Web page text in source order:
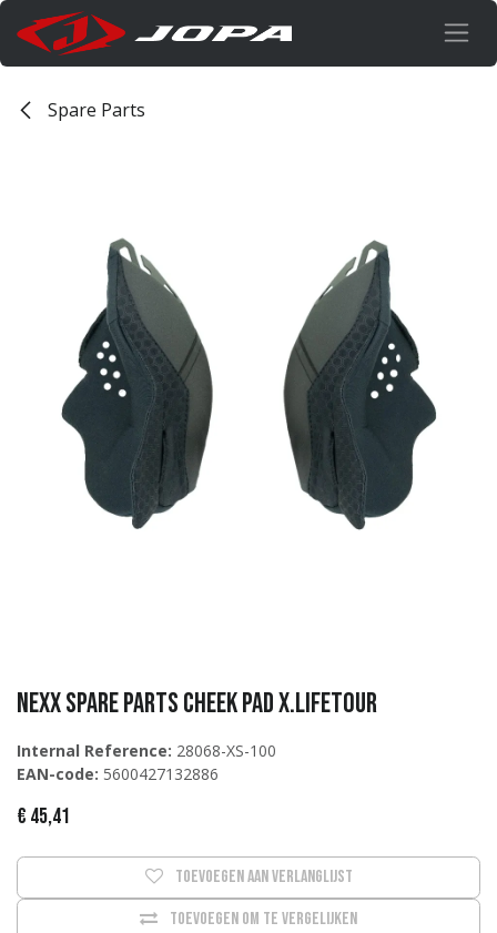
Overslaan naar inhoud
Spare Parts
NEXX Spare parts CHEEK PAD X.Lifetour
Internal Reference: 28068-XS-100
EAN-code: 5600427132886
€ 45,41
Toevoegen om te vergelijken
Toevoegen aan verlanglijst